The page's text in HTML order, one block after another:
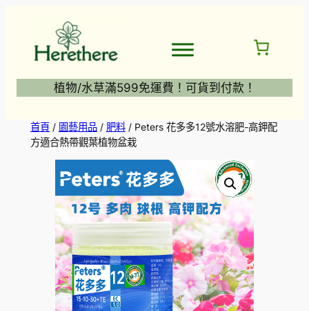
植物/水草滿599免運費！可貨到付款！
首頁/ 園藝用品/ 肥料/ Peters 花多多12號水溶肥-高鉀配
方適合熱帶觀葉植物盆栽